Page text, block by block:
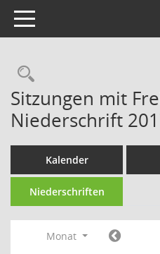
Toggle navigation
Sitzungen mit
Niederschrift
Kalender
Niederschriften
Monat